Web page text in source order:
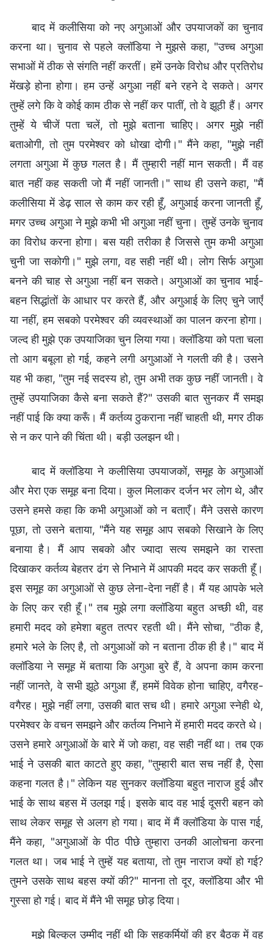
बाद में कलीसिया को नए अगुआओं और उपयाजकों का चुनाव
करना था। चुनाव से पहले क्लॉडिया ने मुझसे कहा, "उच्च अगुआ
सभाओं में ठीक से संगति नहीं करतीं। हमें उनके विरोध और प्रतिरोध
मेंखड़े होना होगा। हम उन्हें अगुआ नहीं बने रहने दे सकते। अगर
तुम्हें लगे कि वे कोई काम ठीक से नहीं कर पातीं, तो वे झूठी हैं। अगर
तुम्हें ये चीजें पता चलें, तो मुझे बताना चाहिए। अगर मुझे नहीं
बताओगी, तो तुम परमेश्वर को धोखा दोगी।" मैंने कहा, "मुझे नहीं
लगता अगुआ में कुछ गलत है। मैं तुम्हारी नहीं मान सकती। मैं वह
बात नहीं कह सकती जो मैं नहीं जानती।" साथ ही उसने कहा, "मैं
कलीसिया में डेढ़ साल से काम कर रही हूँ, अगुआई करना जानती हूँ,
मगर उच्च अगुआ ने मुझे कभी भी अगुआ नहीं चुना। तुम्हें उनके चुनाव
का विरोध करना होगा। बस यही तरीका है जिससे तुम कभी अगुआ
चुनी जा सकोगी।" मुझे लगा, वह सही नहीं थी। लोग सिर्फ अगुआ
बनने की चाह से अगुआ नहीं बन सकते। अगुआओं का चुनाव भाई-
बहन सिद्धांतों के आधार पर करते हैं, और अगुआई के लिए चुने जाएँ
या नहीं, हम सबको परमेश्वर की व्यवस्थाओं का पालन करना होगा।
जल्द ही मुझे एक उपयाजिका चुन लिया गया। क्लॉडिया को पता चला
तो आग बबूला हो गई, कहने लगी अगुआओं ने गलती की है। उसने
यह भी कहा, "तुम नई सदस्य हो, तुम अभी तक कुछ नहीं जानती। वे
तुम्हें उपयाजिका कैसे बना सकते हैं?" उसकी बात सुनकर मैं समझ
नहीं पाई कि क्या करूँ। मैं कर्तव्य ठुकराना नहीं चाहती थी, मगर ठीक
से न कर पाने की चिंता थी। बड़ी उलझन थी।
बाद में क्लॉडिया ने कलीसिया उपयाजकों, समूह के अगुआओं
और मेरा एक समूह बना दिया। कुल मिलाकर दर्जन भर लोग थे, और
उसने हमसे कहा कि कभी अगुआओं को न बताएँ। मैंने उससे कारण
पूछा, तो उसने बताया, "मैंने यह समूह आप सबको सिखाने के लिए
बनाया है। मैं आप सबको और ज्यादा सत्य समझने का रास्ता
दिखाकर कर्तव्य बेहतर ढंग से निभाने में आपकी मदद कर सकती हूँ।
इस समूह का अगुआओं से कुछ लेना-देना नहीं है। मैं यह आपके भले
के लिए कर रही हूँ।" तब मुझे लगा क्लॉडिया बहुत अच्छी थी, वह
हमारी मदद को हमेशा बहुत तत्पर रहती थी। मैंने सोचा, "ठीक है,
हमारे भले के लिए है, तो अगुआओं को न बताना ठीक ही है।" बाद में
क्लॉडिया ने समूह में बताया कि अगुआ बुरे हैं, वे अपना काम करना
नहीं जानते, वे सभी झूठे अगुआ हैं, हममें विवेक होना चाहिए, वगैरह-
वगैरह। मुझे नहीं लगा, उसकी बात सच थी। हमारे अगुआ स्नेही थे,
परमेश्वर के वचन समझने और कर्तव्य निभाने में हमारी मदद करते थे।
उसने हमारे अगुआओं के बारे में जो कहा, वह सही नहीं था। तब एक
भाई ने उसकी बात काटते हुए कहा, "तुम्हारी बात सच नहीं है, ऐसा
कहना गलत है।" लेकिन यह सुनकर क्लॉडिया बहुत नाराज हुई और
भाई के साथ बहस में उलझ गई। इसके बाद वह भाई दूसरी बहन को
साथ लेकर समूह से अलग हो गया। बाद में मैं क्लॉडिया के पास गई,
मैंने कहा, "अगुआओं के पीठ पीछे तुम्हारा उनकी आलोचना करना
गलत था। जब भाई ने तुम्हें यह बताया, तो तुम नाराज क्यों हो गई?
तुमने उसके साथ बहस क्यों की?" मानना तो दूर, क्लॉडिया और भी
गुस्सा हो गई। बाद में मैंने भी समूह छोड़ दिया।
मुझे बिल्कुल उम्मीद नहीं थी कि सहकर्मियों की हर बैठक में वह